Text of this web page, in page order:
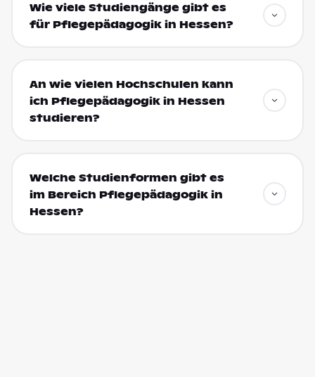
Wie viele Studiengänge gibt es
für Pflegepädagogik in Hessen?
An wie vielen Hochschulen kann
ich Pflegepädagogik in Hessen
studieren?
Welche Studienformen gibt es
im Bereich Pflegepädagogik in
Hessen?